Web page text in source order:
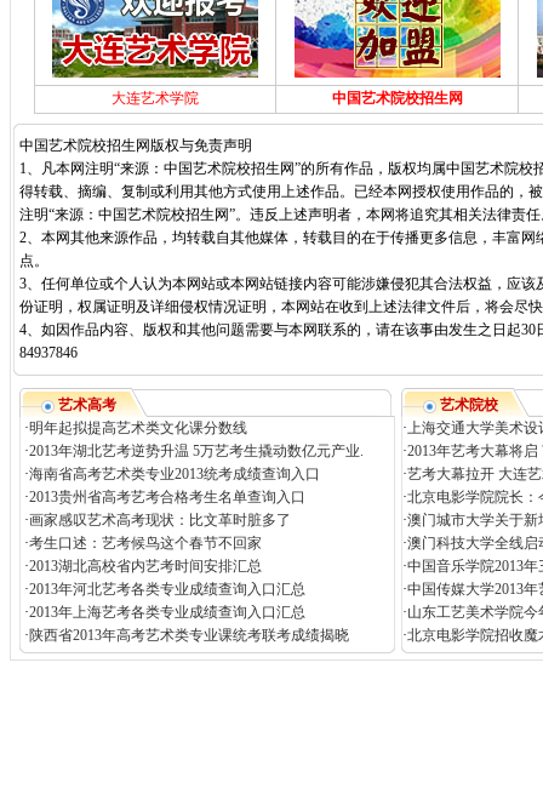
大连艺术学院 中国艺术院校招生网
中国艺术院校招生网版权与免责声明
1、凡本网注明“来源：中国艺术院校招生网”的所有作品，版权均属中国艺术院校
得转载、摘编、复制或利用其他方式使用上述作品。已经本网授权使用作品的，
注明“来源：中国艺术院校招生网”。违反上述声明者，本网将追究其相关法律责
2、本网其他来源作品，均转载自其他媒体，转载目的在于传播更多信息，丰富
点。
3、任何单位或个人认为本网站或本网站链接内容可能涉嫌侵犯其合法权益，应
份证明，权属证明及详细侵权情况证明，本网站在收到上述法律文件后，将会尽
4、如因作品内容、版权和其他问题需要与本网联系的，请在该事由发生之日起30
84937846
艺术高考
·明年起拟提高艺术类文化课分数线
·2013年湖北艺考逆势升温 5万艺考生撬动数亿元产业.
·海南省高考艺术类专业2013统考成绩查询入口
·2013贵州省高考艺考合格考生名单查询入口
·画家感叹艺术高考现状：比文革时脏多了
·考生口述：艺考候鸟这个春节不回家
·2013湖北高校省内艺考时间安排汇总
·2013年河北艺考各类专业成绩查询入口汇总
·2013年上海艺考各类专业成绩查询入口汇总
·陕西省2013年高考艺术类专业课统考联考成绩揭晓
艺术院校
·上海交通大学美术设
·2013年艺考大幕将
·艺考大幕拉开 大连
·北京电影学院院长：
·澳门城市大学关于
·澳门科技大学全线
·中国音乐学院2013
·中国传媒大学2013
·山东工艺美术学院今
·北京电影学院招收魔